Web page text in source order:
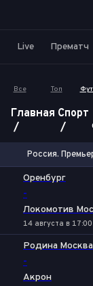
Live Прематч
Все Топ
Главная Спорт
Россия.
Оренбург
-
Локомотив
14 августа в 17:00
Родина Москва
-
Акрон